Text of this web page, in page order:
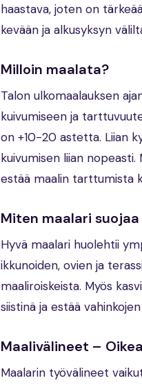
haastava, joten on
kevään ja alkusyksyn
Milloin maalata?
Talon ulkomaalauksen
kuivumiseen ja
on +10-20 astetta. Liian
kuivumisen liian
estää maalin tarttumista
Miten maalari
Hyvä maalari huolehtii
ikkunoiden, ovien ja
maaliroiskeista. Myös
siistinä ja estää
Maalivälineet –
Maalarin työvälineet